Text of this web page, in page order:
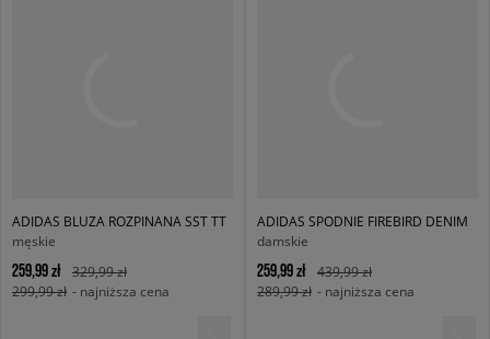
ADIDAS BLUZA ROZPINANA SST TT
męskie
259,99 zł
329,99 zł
299,99 zł - najniższa cena
ADIDAS SPODNIE FIREBIRD DENIM
damskie
259,99 zł
439,99 zł
289,99 zł - najniższa cena